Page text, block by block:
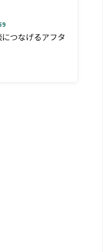
つなげるアフタ